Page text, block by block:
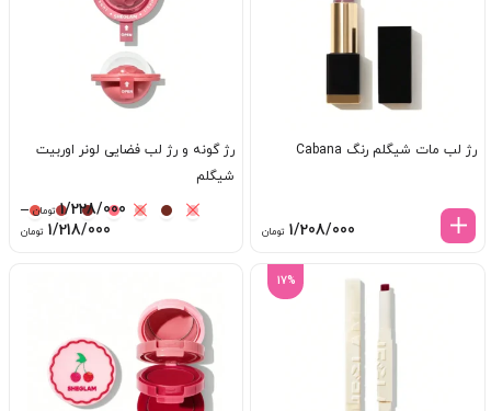
رژ لب مات شیگلم رنگ Cabana
1/208/000 تومان
رژ گونه و رژ لب فضایی لونر اوربیت
شیگلم
1/228/000 تومان –
1/218/000 تومان
17%